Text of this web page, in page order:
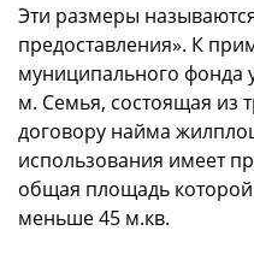
Эти размеры
предоставления». К
муниципального фонда
м. Семья, состоящая из
договору найма
использования имеет
общая площадь
меньше 45 м.кв.